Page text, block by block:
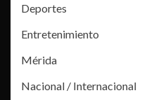
Deportes
Entretenimiento
Mérida
Nacional / Internacional